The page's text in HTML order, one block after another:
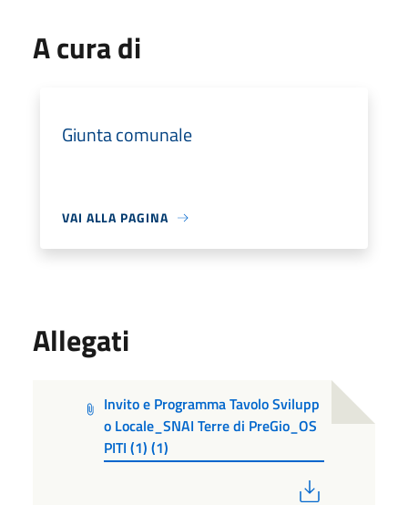
A cura di
Giunta comunale
VAI ALLA PAGINA
Allegati
Invito e Programma Tavolo Svilupp
o Locale_SNAI Terre di PreGio_OS
PITI (1) (1)